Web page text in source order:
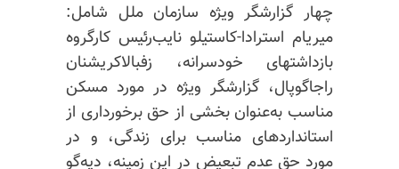
چهار گزارشگر ویژه سازمان ملل شامل:
میریام استرادا-کاستیلو نایب‌رئیس کارگروه
بازداشتهای خودسرانه، زفبالاکریشنان
راجاگوپال، گزارشگر ویژه در مورد مسکن
مناسب به‌عنوان بخشی از حق برخورداری از
استانداردهای مناسب برای زندگی، و در
مورد حق عدم تبعیض در این زمینه، دیه‌گو